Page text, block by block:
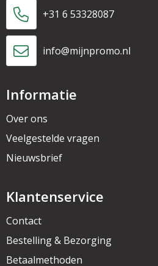
+31 6 53328087
info@mijnpromo.nl
Informatie
Over ons
Veelgestelde vragen
Nieuwsbrief
Klantenservice
Contact
Bestelling & Bezorging
Betaalmethoden